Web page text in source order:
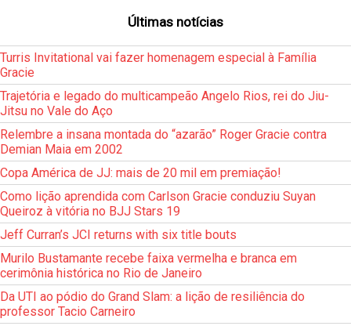
Últimas notícias
Turris Invitational vai fazer homenagem especial à Família
Gracie
Trajetória e legado do multicampeão Angelo Rios, rei do Jiu-
Jitsu no Vale do Aço
Relembre a insana montada do “azarão” Roger Gracie contra
Demian Maia em 2002
Copa América de JJ: mais de 20 mil em premiação!
Como lição aprendida com Carlson Gracie conduziu Suyan
Queiroz à vitória no BJJ Stars 19
Jeff Curran’s JCI returns with six title bouts
Murilo Bustamante recebe faixa vermelha e branca em
cerimônia histórica no Rio de Janeiro
Da UTI ao pódio do Grand Slam: a lição de resiliência do
professor Tacio Carneiro